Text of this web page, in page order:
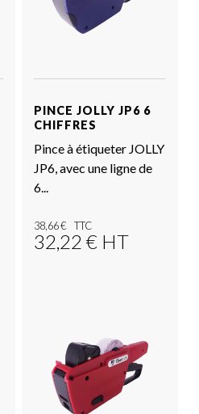
PINCE JOLLY JP6 6
CHIFFRES
Pince à étiqueter JOLLY
JP6, avec une ligne de
6...
38,66€
32,22€ HT